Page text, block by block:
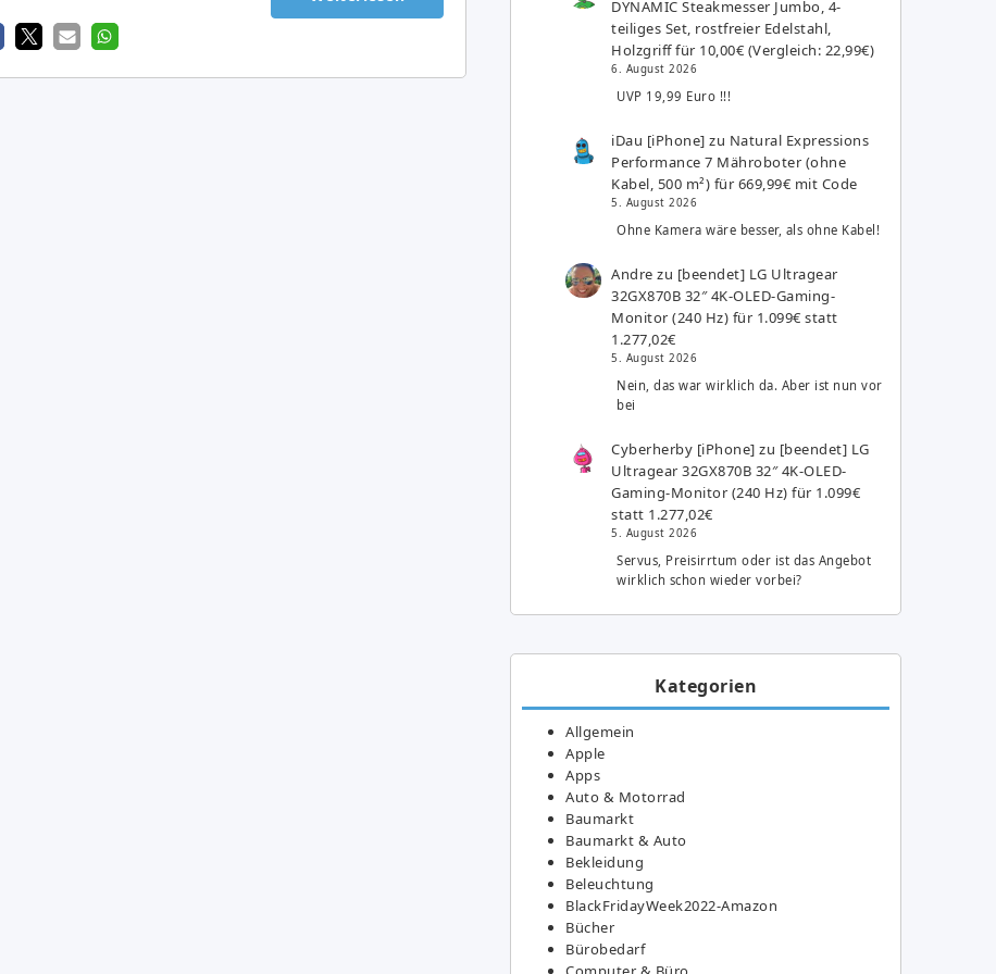
DYNAMIC Steakmesser Jumbo, 4-
teiliges Set, rostfreier Edelstahl,
Holzgriff für 10,00€ (Vergleich: 22,99€)
6. August 2026
UVP 19,99 Euro !!!
iDau [iPhone] zu Natural Expressions
Performance 7 Mähroboter (ohne
Kabel, 500 m²) für 669,99€ mit Code
5. August 2026
Ohne Kamera wäre besser, als ohne Kabel!
Andre zu [beendet] LG Ultragear
32GX870B 32″ 4K-OLED-Gaming-
Monitor (240 Hz) für 1.099€ statt
1.277,02€
5. August 2026
Nein, das war wirklich da. Aber ist nun vor
bei
Cyberherby [iPhone] zu [beendet] LG
Ultragear 32GX870B 32″ 4K-OLED-
Gaming-Monitor (240 Hz) für 1.099€
statt 1.277,02€
5. August 2026
Servus, Preisirrtum oder ist das Angebot
wirklich schon wieder vorbei?
Kategorien
Allgemein
Apple
Apps
Auto & Motorrad
Baumarkt
Baumarkt & Auto
Bekleidung
Beleuchtung
BlackFridayWeek2022-Amazon
Bücher
Bürobedarf